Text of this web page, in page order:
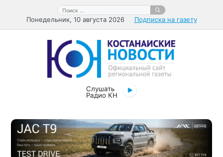
содержимому
Поиск:
Понедельник, 10 августа 2026 Подписка на газету
Слушать
Радио КН